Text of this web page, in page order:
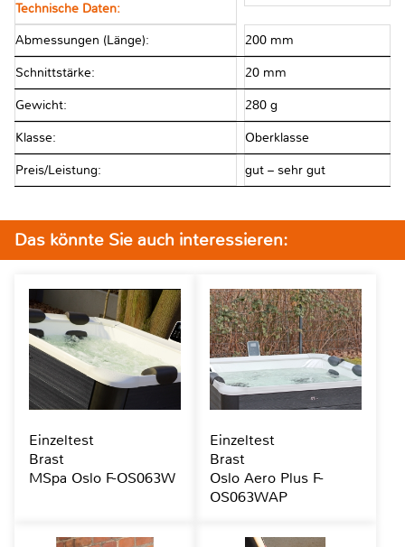
Technische Daten:
Abmessungen (Länge): 200 mm
Schnittstärke: 20 mm
Gewicht: 280 g
Klasse: Oberklasse
Preis/Leistung: gut – sehr gut
Das könnte Sie auch interessieren:
Einzeltest
Brast
MSpa Oslo F-OS063W
Einzeltest
Brast
Oslo Aero Plus F-
OS063WAP